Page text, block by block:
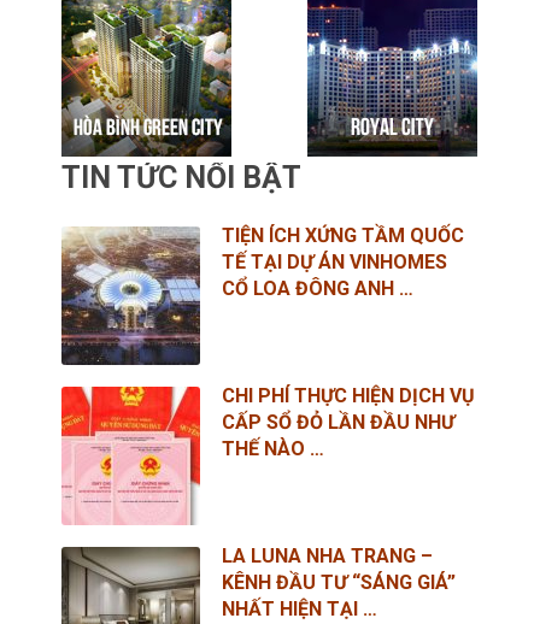
TIN TỨC NỔI BẬT
TIỆN ÍCH XỨNG TẦM QUỐC
TẾ TẠI DỰ ÁN VINHOMES
CỔ LOA ĐÔNG ANH …
CHI PHÍ THỰC HIỆN DỊCH VỤ
CẤP SỔ ĐỎ LẦN ĐẦU NHƯ
THẾ NÀO …
LA LUNA NHA TRANG –
KÊNH ĐẦU TƯ “SÁNG GIÁ”
NHẤT HIỆN TẠI …